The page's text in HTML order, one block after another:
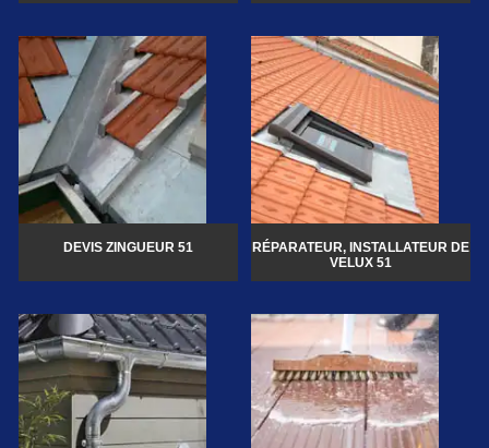
DEVIS ZINGUEUR 51
RÉPARATEUR, INSTALLATEUR DE
VELUX 51